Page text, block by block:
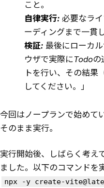
こと。
自律実行: 必要なラ
ーディングまで一貫
検証: 最後にローカ
ウザで実際にTodo
トを行い、その結果
してください。」
今回はノープランで始めて
そのまま実行。
実行開始後、しばらく考え
ました。以下のコマンドを
npx -y create-